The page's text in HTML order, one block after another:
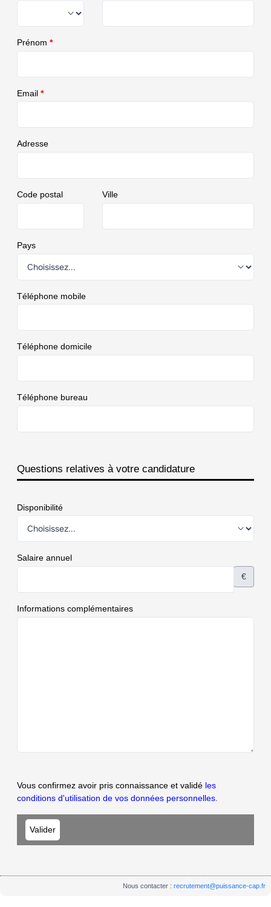
Prénom *
Email *
Adresse
Code postal Ville
Pays
Téléphone mobile
Téléphone domicile
Téléphone bureau
Questions relatives à votre candidature
Disponibilité
Salaire annuel
€
Informations complémentaires
Vous confirmez avoir pris connaissance et validé les
conditions d'utilisation de vos données personnelles.
Nous contacter :recrutement@puissance-cap.fr